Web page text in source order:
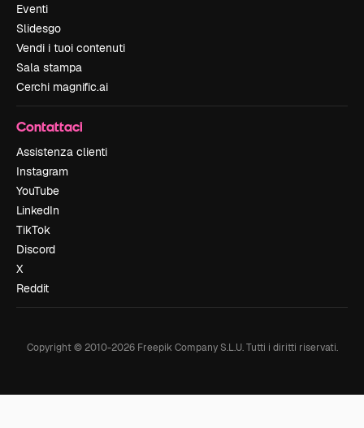
Eventi
Slidesgo
Vendi i tuoi contenuti
Sala stampa
Cerchi magnific.ai
Contattaci
Assistenza clienti
Instagram
YouTube
LinkedIn
TikTok
Discord
X
Reddit
Copyright © 2010-2026Freepik Company S.L.U. Tutti i diritti riservati.